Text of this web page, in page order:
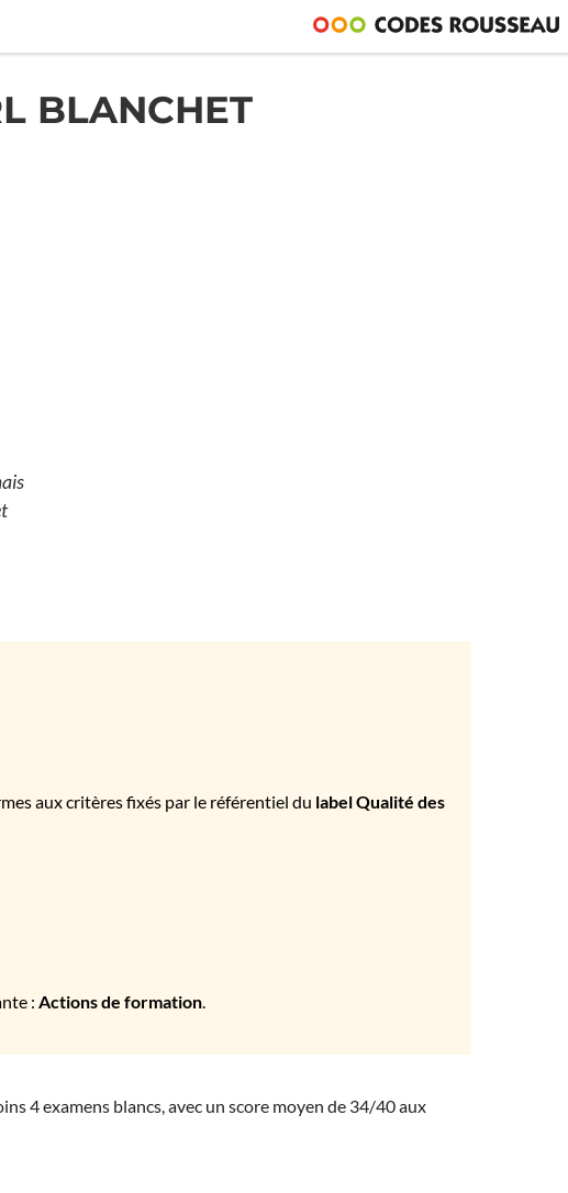
BLANCHET
aux critères fixés par le référentiel du label Qualité des
: Actions de formation.
4 examens blancs, avec un score moyen de 34/40 aux